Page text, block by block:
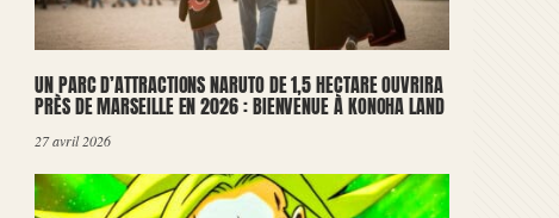
UN PARC D’ATTRACTIONS NARUTO DE 1,5 HECTARE OUVRIRA
PRÈS DE MARSEILLE EN 2026 : BIENVENUE À KONOHA LAND
27 avril 2026